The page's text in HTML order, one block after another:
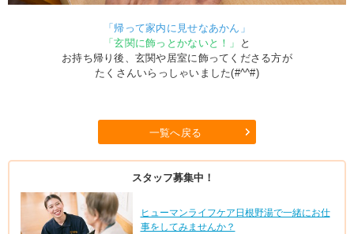
「帰って家内に見せなあかん」
「玄関に飾っとかないと！」
と
お持ち帰り後、玄関や居室に飾ってくださる方が
たくさんいらっしゃいました(#^^#)
一覧へ戻る
スタッフ募集中！
ヒューマンライフケア日根野湯で一緒にお仕
事をしてみませんか？